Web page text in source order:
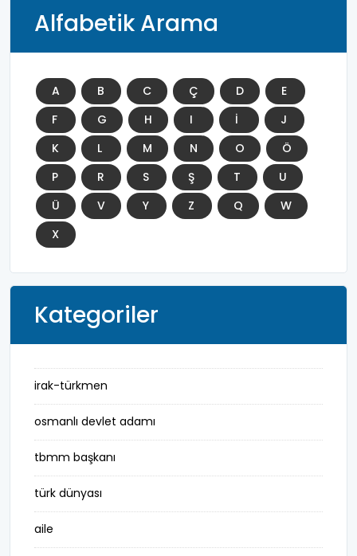
Alfabetik Arama
A B C Ç D
E
F
G H I İ
J
K
L M N O
Ö
P
R S Ş T
U
Ü
V Y Z Q
W
X
Kategoriler
irak-türkmen
osmanlı devlet adamı
tbmm başkanı
türk dünyası
aile